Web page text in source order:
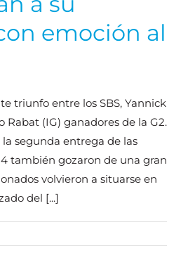
emoción al
triunfo entre los SBS, Yannick
Rabat (IG) ganadores de la G2.
segunda entrega de las
también gozaron de una gran
volvieron a situarse en
del [...]